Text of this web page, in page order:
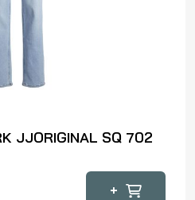
JJORIGINAL SQ 702
+